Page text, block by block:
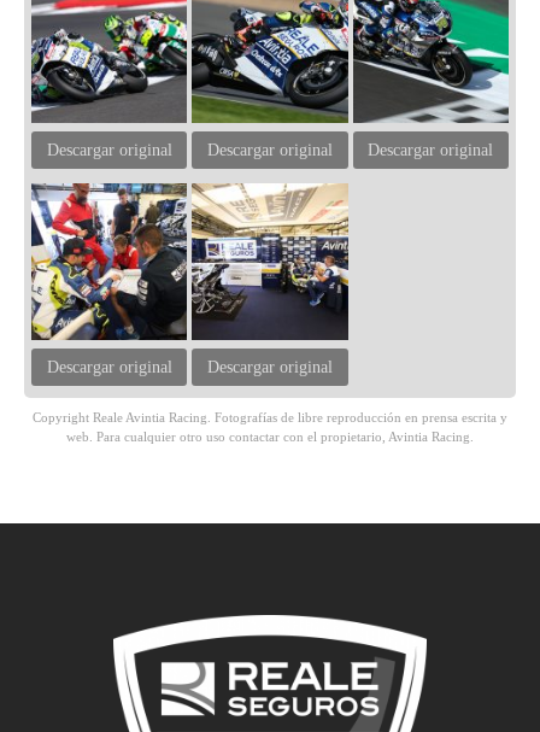
Descargar original Descargar original Descargar original
Descargar original Descargar original
Copyright Reale Avintia Racing. Fotografías de libre reproducción en prensa escrita y
web. Para cualquier otro uso contactar con el propietario, Avintia Racing.